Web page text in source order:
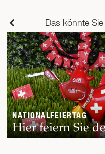
Das könnte
NATIONALFEIERTAG
Hier feiern Sie